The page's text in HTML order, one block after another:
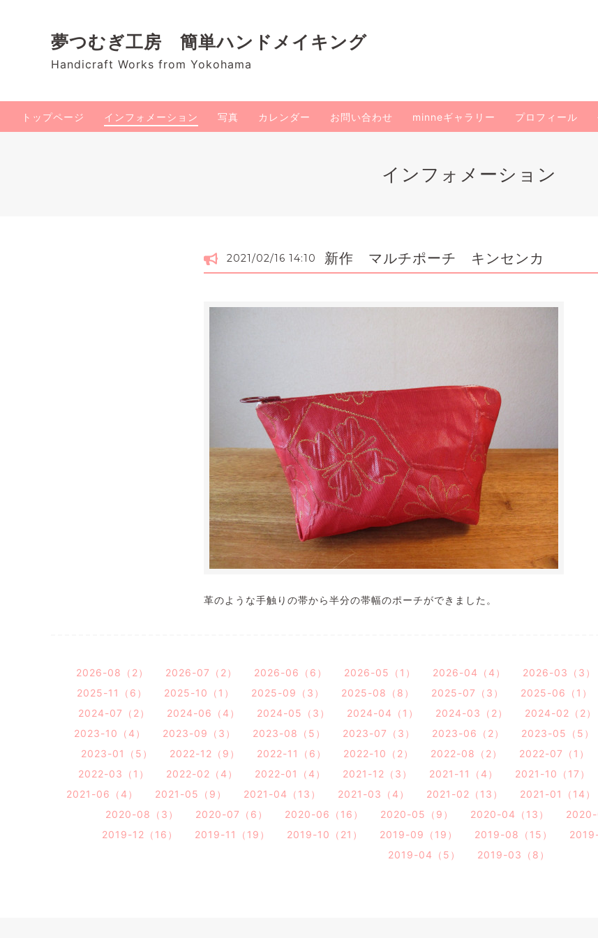
夢つむぎ工房 簡単ハンドメイキング
Handicraft Works from Yokohama
トップページ インフォメーション 写真 カレンダー お問い合わせ minneギャラリー プロフィール
インフォメーション
2021/02/16 14:10 新作 マルチポーチ キンセンカ
革のような手触りの帯から半分の帯幅のポーチができました。
2026-08（2） 2026-07（2） 2026-06（6） 2026-05（1） 2026-04（4） 2026-03（3）
2025-11（6）
2025-10（1） 2025-09（3） 2025-08（8） 2025-07（3） 2025-06（1）
2024-07（2）
2024-06（4） 2024-05（3） 2024-04（1） 2024-03（2） 2024-02（2）
2023-10（4）
2023-09（3） 2023-08（5） 2023-07（3） 2023-06（2） 2023-05（5）
2023-01（5）
2022-12（9） 2022-11（6） 2022-10（2） 2022-08（2） 2022-07（1）
2022-03（1）
2022-02（4） 2022-01（4） 2021-12（3） 2021-11（4） 2021-10（17）
2021-06（4）
2021-05（9） 2021-04（13） 2021-03（4） 2021-02（13） 2021-01（14）
2020-08（3）
2020-07（6） 2020-06（16） 2020-05（9） 2020-04（13） 2020-
2019-12（16）
2019-11（19） 2019-10（21） 2019-09（19） 2019-08（15）
2019-04（5）
2019-03（8）